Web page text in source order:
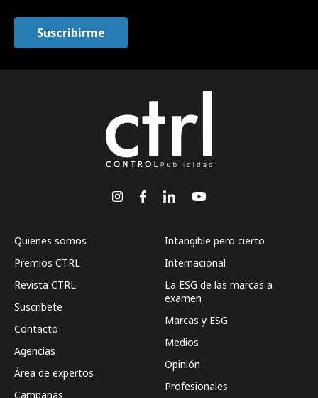
Quienes somos
Premios CTRL
Revista CTRL
Suscríbete
Contacto
Agencias
Área de expertos
Campañas
Intangible pero cierto
Internacional
La ESG de las marcas a
examen
Marcas y ESG
Medios
Opinión
Profesionales